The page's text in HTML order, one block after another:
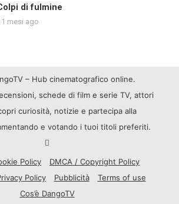
di fulmine
mesi ago
– Hub cinematografico online.
schede di film e serie TV, attori
curiosità, notizie e partecipa alla
e votando i tuoi titoli preferiti.
Policy
DMCA / Copyright Policy
Policy Pubblicità
Terms of use
Cos’è DangoTV